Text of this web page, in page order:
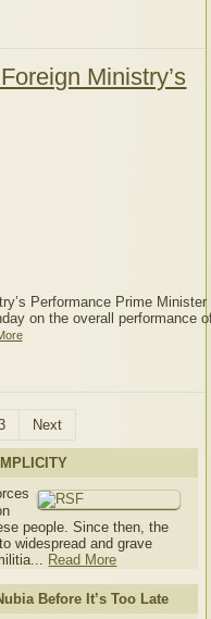
Ministry’s
Performance Prime Minister
on the overall performance
Next
people. Since then, the
widespread and grave
Read More
Before It’s Too Late